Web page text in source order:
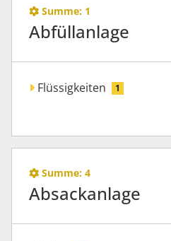
Summe: 1
Abfüllanlage
Flüssigkeiten 1
Summe: 4
Absackanlage